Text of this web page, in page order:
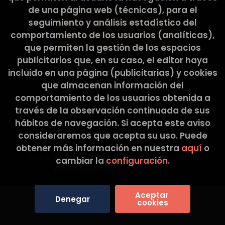
La Tribu Llibreria. Todos los Derechos
Grupo Trevenque
de una página web (técnicas), para el
seguimiento y análisis estadístico del
comportamiento de los usuarios (analíticas),
que permiten la gestión de los espacios
publicitarios que, en su caso, el editor haya
incluido en una página (publicitarias) y cookies
que almacenan información del
comportamiento de los usuarios obtenida a
través de la observación continuada de sus
hábitos de navegación. Si acepta este aviso
consideraremos que acepta su uso. Puede
obtener más información en nuestra aquí o
cambiar la configuración.
Denegar Aceptar
cookies